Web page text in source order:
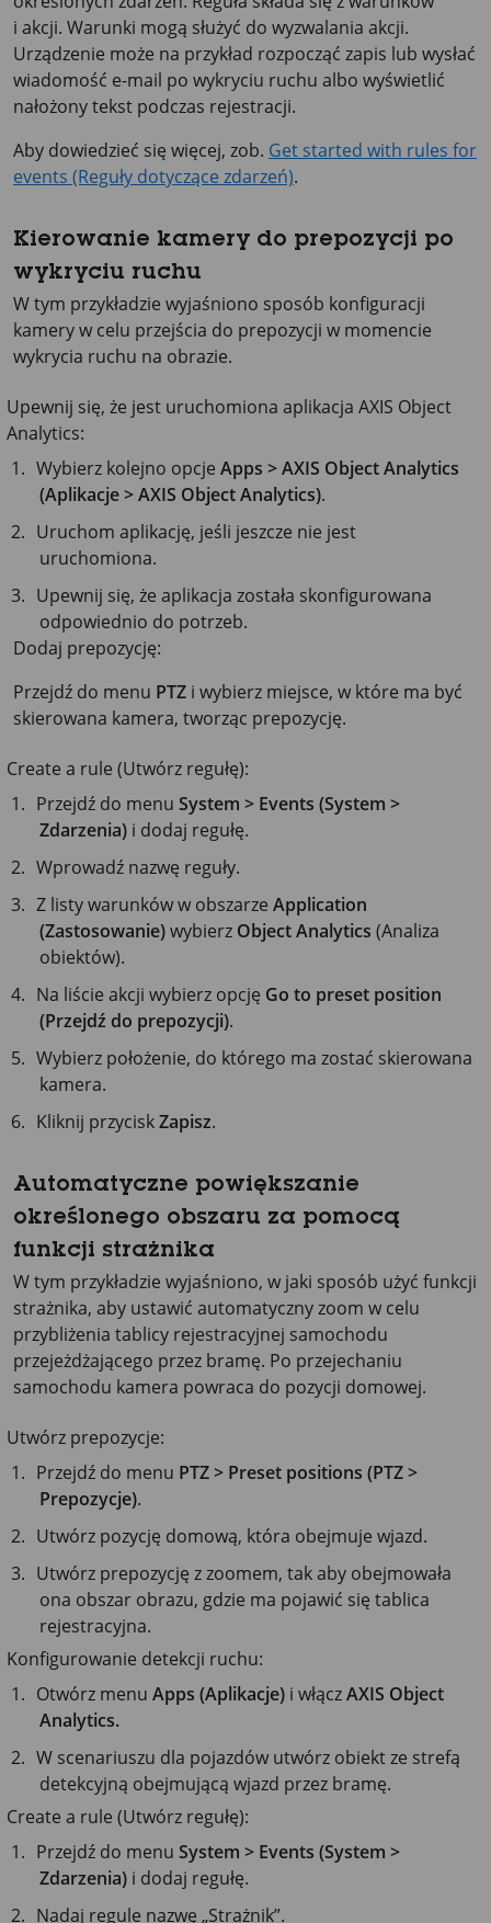
i akcji. Warunki mogą służyć do wyzwalania akcji.
Urządzenie może na przykład rozpocząć zapis lub wysłać
wiadomość e-mail po wykryciu ruchu albo wyświetlić
nałożony tekst podczas rejestracji.
Aby dowiedzieć się więcej, zob. Get started with rules for
events (Reguły dotyczące zdarzeń).
Kierowanie kamery do prepozycji po
wykryciu ruchu
W tym przykładzie wyjaśniono sposób konfiguracji
kamery w celu przejścia do prepozycji w momencie
wykrycia ruchu na obrazie.
Upewnij się, że jest uruchomiona aplikacja AXIS Object
Analytics:
Wybierz kolejno opcjeApps > AXIS Object Analytics
(Aplikacje > AXIS Object Analytics).
Uruchom aplikację, jeśli jeszcze nie jest
uruchomiona.
Upewnij się, że aplikacja została skonfigurowana
odpowiednio do potrzeb.
Dodaj prepozycję:
Przejdź do menu PTZ i wybierz miejsce, w które ma być
skierowana kamera, tworząc prepozycję.
Create a rule (Utwórz regułę):
Przejdź do menuSystem > Events (System >
Zdarzenia) i dodaj regułę.
Wprowadź nazwę reguły.
Z listy warunków w obszarzeApplication
(Zastosowanie)wybierz Object Analytics (Analiza
obiektów).
Na liście akcji wybierz opcję Go to preset position
(Przejdź do prepozycji).
Wybierz położenie, do którego ma zostać skierowana
kamera.
Kliknij przyciskZapisz.
Automatyczne powiększanie
określonego obszaru za pomocą
funkcji strażnika
W tym przykładzie wyjaśniono, w jaki sposób użyć funkcji
strażnika, aby ustawić automatyczny zoom w celu
przybliżenia tablicy rejestracyjnej samochodu
przejeżdżającego przez bramę. Po przejechaniu
samochodu kamera powraca do pozycji domowej.
Utwórz prepozycje:
Przejdź do menu PTZ > Preset positions (PTZ >
Prepozycje).
Utwórz pozycję domową, która obejmuje wjazd.
Utwórz prepozycję z zoomem, tak aby obejmowała
ona obszar obrazu, gdzie ma pojawić się tablica
rejestracyjna.
Konfigurowanie detekcji ruchu:
Otwórz menuApps (Aplikacje) i włączAXIS Object
Analytics.
W scenariuszu dla pojazdów utwórz obiekt ze strefą
detekcyjną obejmującą wjazd przez bramę.
Create a rule (Utwórz regułę):
Przejdź do menuSystem > Events (System >
Zdarzenia) i dodaj regułę.
Nadaj regule nazwę „Strażnik”.